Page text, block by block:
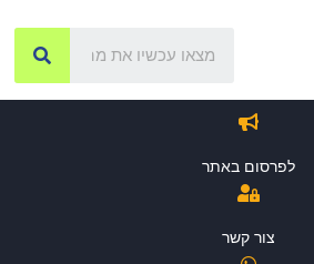
לפרסום באתר
צור קשר